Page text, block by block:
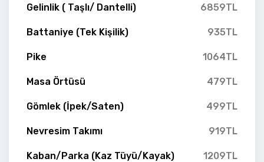
Gelinlik ( Taşlı/ Dantelli) 6859TL
Battaniye (Tek Kişilik) 935TL
Pike 1064TL
Masa Örtüsü 479TL
Gömlek (İpek/Saten) 499TL
Nevresim Takımı 919TL
Kaban/Parka (Kaz Tüyü/Kayak) 1209TL